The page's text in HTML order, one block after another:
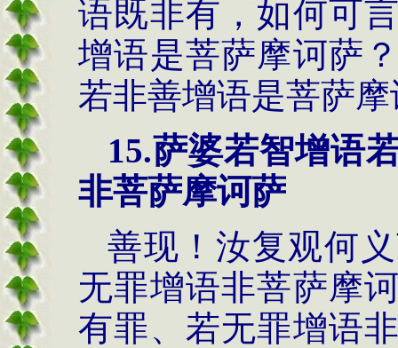
语既非有，如何可
增语是菩萨摩诃萨
若非善增语是菩萨
15.萨婆若智增语
非菩萨摩诃萨
善现！汝复观何
无罪增语非菩萨摩
有罪、若无罪增语